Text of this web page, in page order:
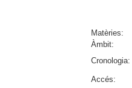
Matèries:
Àmbit:
Cronologia:
Accés: